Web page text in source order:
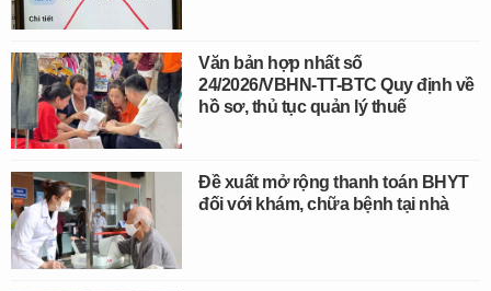
Văn bản hợp nhất số
24/2026/VBHN-TT-BTC Quy định về
hồ sơ, thủ tục quản lý thuế
Đề xuất mở rộng thanh toán BHYT
đối với khám, chữa bệnh tại nhà